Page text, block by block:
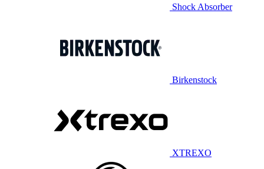
Shock Absorber
Birkenstock
XTREXO